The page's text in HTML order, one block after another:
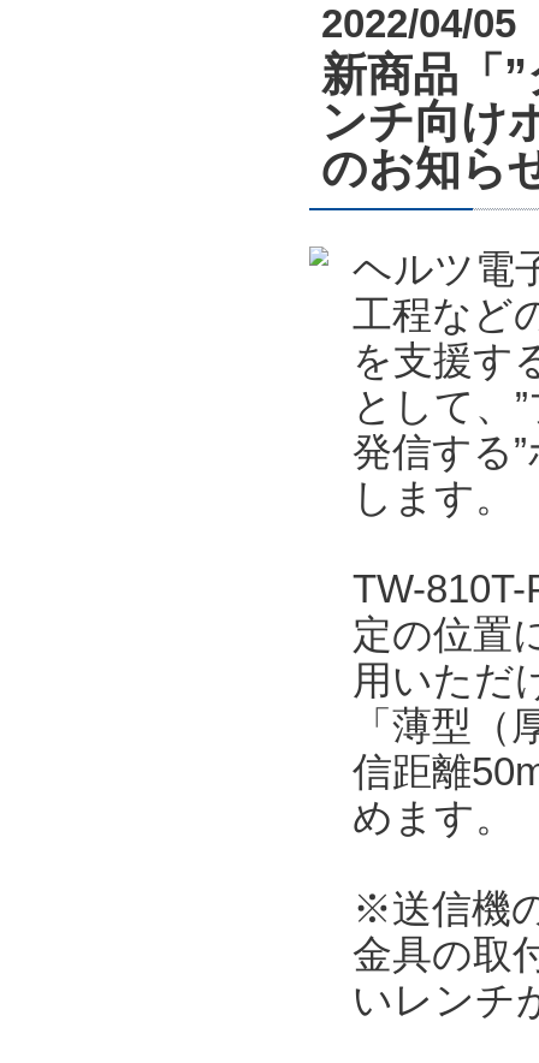
2022/04/05
新商品「
ンチ向け
のお知ら
ヘルツ電
工程など
を支援す
として、
発信する
します。
TW-
定の位置
用いただ
「薄型
信距離
めます。
※送信機
金具の取
いレンチ